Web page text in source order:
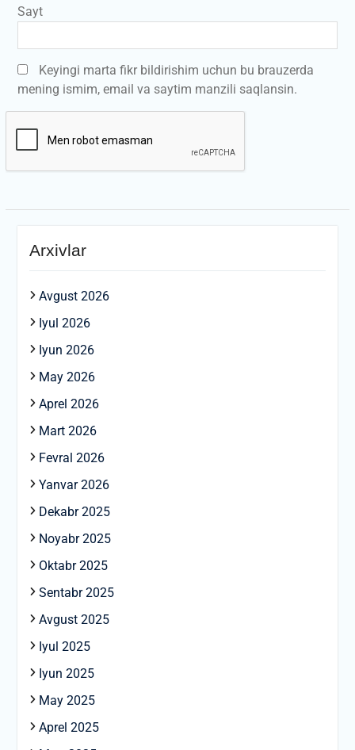
Sayt
Keyingi marta fikr bildirishim uchun bu brauzerda
mening ismim, email va saytim manzili saqlansin.
Arxivlar
Avgust 2026
Iyul 2026
Iyun 2026
May 2026
Aprel 2026
Mart 2026
Fevral 2026
Yanvar 2026
Dekabr 2025
Noyabr 2025
Oktabr 2025
Sentabr 2025
Avgust 2025
Iyul 2025
Iyun 2025
May 2025
Aprel 2025